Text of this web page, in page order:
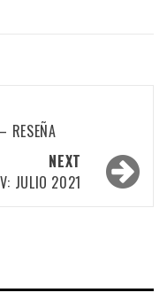
RESEÑA
NEXT
JULIO 2021